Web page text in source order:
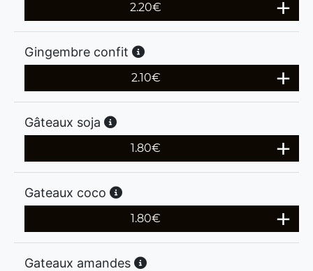
2.20€
Gingembre confit
2.10€
Gâteaux soja
1.80€
Gateaux coco
1.80€
Gateaux amandes